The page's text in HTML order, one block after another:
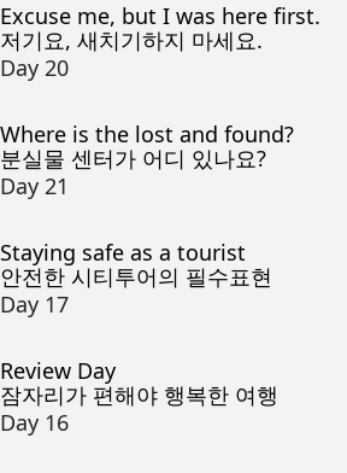
Excuse me, but I was here first.
저기요, 새치기하지 마세요.
Day 20
Where is the lost and found?
분실물 센터가 어디 있나요?
Day 21
Staying safe as a tourist
안전한 시티투어의 필수표현
Day 17
Review Day
잠자리가 편해야 행복한 여행
Day 16